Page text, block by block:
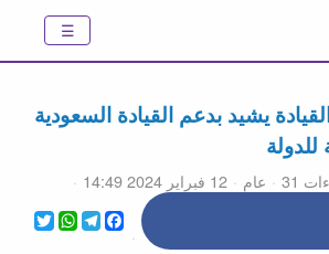
يشيد بدعم القيادة السعودية
للدولة
31 عام
12 فبراير 2024 14:49
Twitter
WhatsApp
Telegram
Facebook